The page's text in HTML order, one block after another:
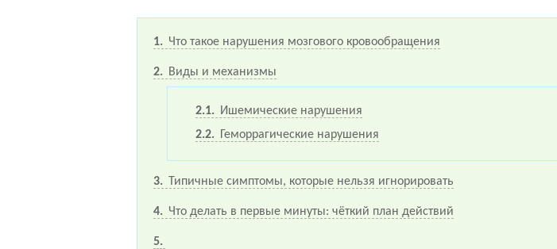
1 Что такое нарушения мозгового кровообращения
2 Виды и механизмы
2.1
Ишемические нарушения
2.2
Геморрагические нарушения
3 Типичные симптомы, которые нельзя игнорировать
4 Что делать в первые минуты: чёткий план действий
5